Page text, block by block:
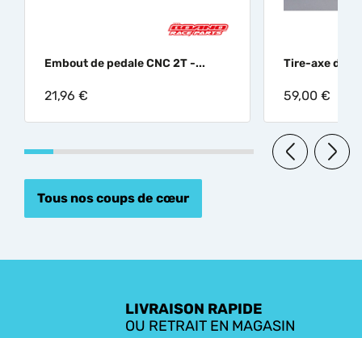
Embout de pedale CNC 2T -...
21,96 €
Tire-axe de
59,00 €
Tous nos coups de cœur
LIVRAISON RAPIDE
OU RETRAIT EN MAGASIN